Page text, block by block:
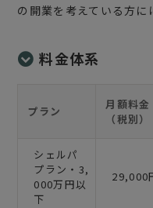
の開業を考えている方に
料金体系
プラン
月額料金
（税別）
シェルパ
プラン・3,
000万円以
下
29,000